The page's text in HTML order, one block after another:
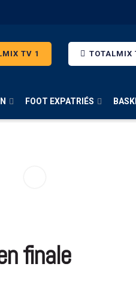
TV 1 TOTALMIX
FOOT EXPATRIÉS
finale